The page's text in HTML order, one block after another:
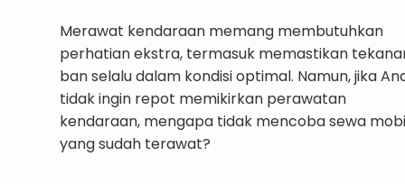
Merawat kendaraan memang membutuhkan
perhatian ekstra, termasuk memastikan
ban selalu dalam kondisi optimal. Namun, jika
tidak ingin repot memikirkan perawatan
kendaraan, mengapa tidak mencoba sewa
yang sudah terawat?